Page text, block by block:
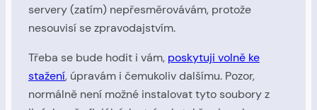
servery (zatím) nepřesměrovávám, protože
nesouvisí se zpravodajstvím.
Třeba se bude hodit i vám, poskytuji volně ke
stažení, úpravám i čemukoliv dalšímu. Pozor,
normálně není možné instalovat tyto soubory z